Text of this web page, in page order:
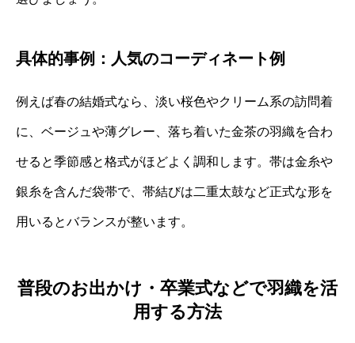
具体的事例：人気のコーディネート例
例えば春の結婚式なら、淡い桜色やクリーム系の訪問着
に、ベージュや薄グレー、落ち着いた金茶の羽織を合わ
せると季節感と格式がほどよく調和します。帯は金糸や
銀糸を含んだ袋帯で、帯結びは二重太鼓など正式な形を
用いるとバランスが整います。
普段のお出かけ・卒業式などで羽織を活
用する方法